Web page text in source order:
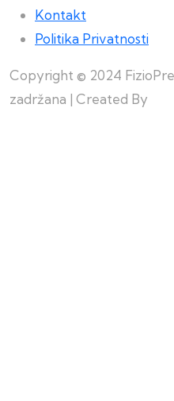
Kontakt
Politika Privatnosti
Copyright © 2024
zadržana | Created By